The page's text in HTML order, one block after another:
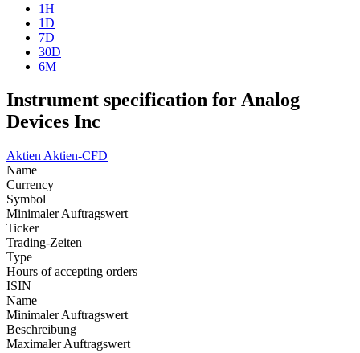
1H
1D
7D
30D
6M
Instrument specification for Analog
Devices Inc
Aktien Aktien-CFD
Name
Currency
Symbol
Minimaler Auftragswert
Ticker
Trading-Zeiten
Type
Hours of accepting orders
ISIN
Name
Minimaler Auftragswert
Beschreibung
Maximaler Auftragswert